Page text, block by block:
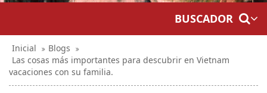
BUSCADOR
Inicial
Blogs
Las cosas más importantes para descubrir en Vietnam
vacaciones con su familia.